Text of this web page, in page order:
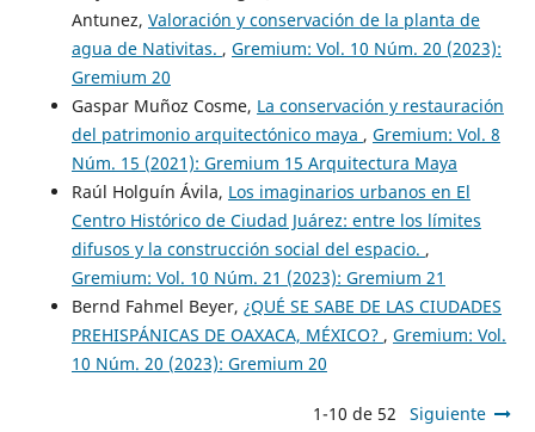
Antunez, Valoración y conservación de la planta de
agua de Nativitas. , Gremium: Vol. 10 Núm. 20 (2023):
Gremium 20
Gaspar Muñoz Cosme, La conservación y restauración
del patrimonio arquitectónico maya , Gremium: Vol. 8
Núm. 15 (2021): Gremium 15 Arquitectura Maya
Raúl Holguín Ávila, Los imaginarios urbanos en El
Centro Histórico de Ciudad Juárez: entre los límites
difusos y la construcción social del espacio. ,
Gremium: Vol. 10 Núm. 21 (2023): Gremium 21
Bernd Fahmel Beyer, ¿QUÉ SE SABE DE LAS CIUDADES
PREHISPÁNICAS DE OAXACA, MÉXICO? , Gremium: Vol.
10 Núm. 20 (2023): Gremium 20
1-10 de 52 Siguiente